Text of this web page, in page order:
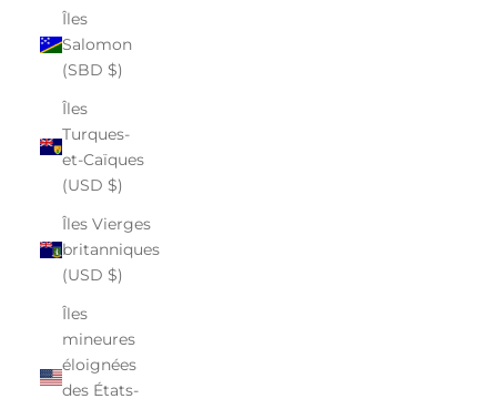
Îles
Salomon
(SBD $)
Îles
Turques-
et-Caïques
(USD $)
Îles Vierges
britanniques
(USD $)
Îles
mineures
éloignées
des États-